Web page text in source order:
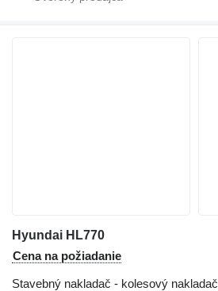
Hyundai HL770
Cena na požiadanie
Stavebný nakladač - kolesový nakladač